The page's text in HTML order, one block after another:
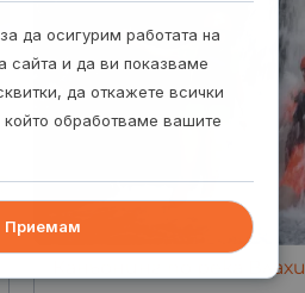
Каньонинг по река Влахи
да осигурим работата на
сайта и да ви показваме
да откажете всички
който обработваме вашите
Приемам